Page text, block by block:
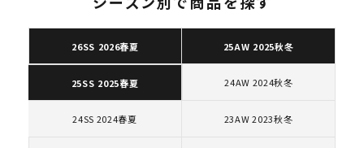
キャップ・ハット
パーカー・クルーネック
カテゴリーから探す
26SS 2026春夏 25AW 2025秋冬
25SS 2025春夏 24AW 2024秋冬
24SS 2024春夏 23AW 2023秋冬